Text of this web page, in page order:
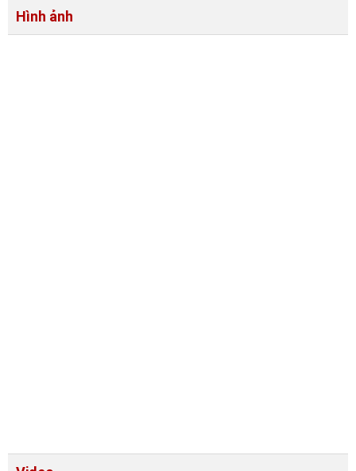
Hình ảnh